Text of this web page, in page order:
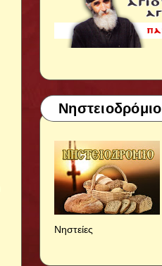
Νηστειοδρόμιο
Νηστείες